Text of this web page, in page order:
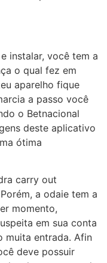
instalar, você tem a
o qual fez em
aparelho fique
a passo você
o Betnacional
deste aplicativo
ótima
carry out
a odaie tem a
momento,
em sua conta
muita entrada. Afin
deve possuir